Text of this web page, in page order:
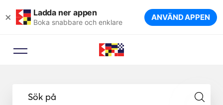
× Ladda ner appen
Boka snabbare och enklare ANVÄND APPEN
Sök på